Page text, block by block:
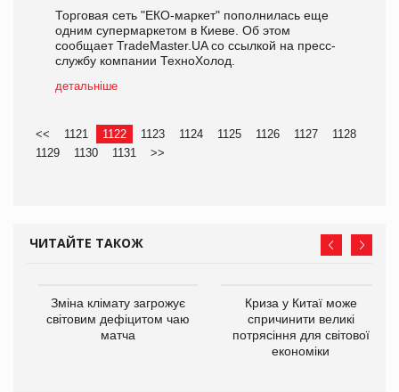
Торговая сеть "ЕКО-маркет" пополнилась еще
одним супермаркетом в Киеве. Об этом
сообщает TradeMaster.UA со ссылкой на пресс-
службу компании ТехноХолод.
детальніше
<< 1121 1122 1123 1124 1125 1126 1127
1128
1129
1130 1131 >>
ЧИТАЙТЕ ТАКОЖ
Зміна клімату загрожує
світовим дефіцитом чаю
матча
Криза у Китаї може
спричинити великі
потрясіння для світової
економіки